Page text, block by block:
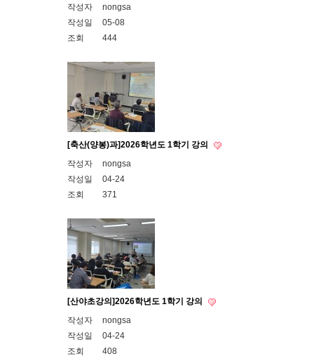
작성자
nongsa
작성일
05-08
조회
444
[축산(양봉)과]2026학년도 1학기 강의
작성자
nongsa
작성일
04-24
조회
371
[산야초강의]2026학년도 1학기 강의
작성자
nongsa
작성일
04-24
조회
408